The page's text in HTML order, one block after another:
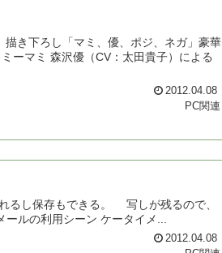
き下ろし「マミ、優、ポジ、ネガ」豪華
2012.04.08
PC関連
るし保存もできる。 写しが残るので、
ルの利用シーン ケータイメ...
2012.04.08